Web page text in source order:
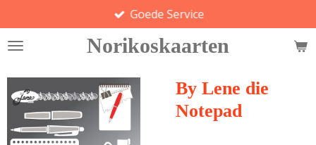
direct
naar
Norikoskaarten
Goede Service
By Lene die
Notepad